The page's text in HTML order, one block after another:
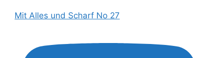
Mit Alles und Scharf No 27